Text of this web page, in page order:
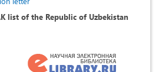
list of the Republic of Uzbekistan